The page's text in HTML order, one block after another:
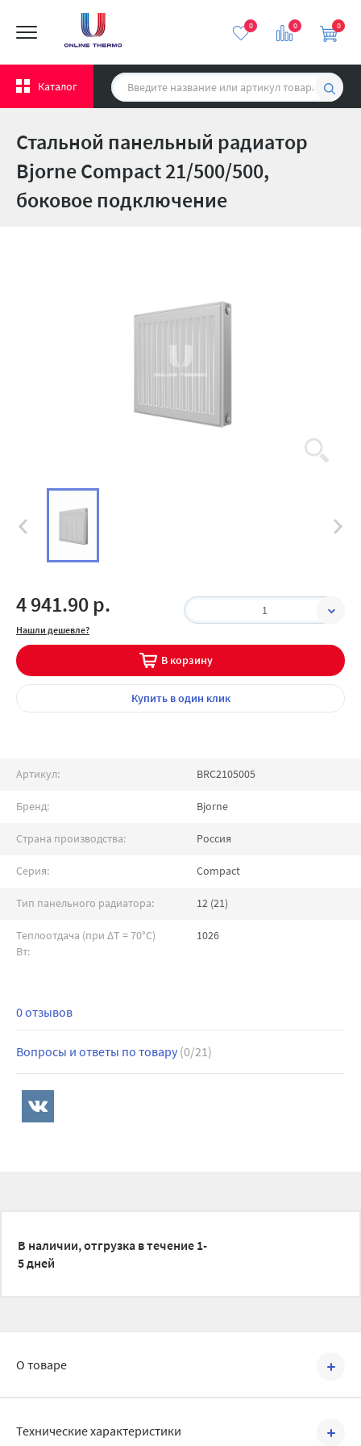
0 0
Каталог
0
Стальной панельный радиатор
Bjorne Compact 21/500/500,
боковое подключение
4 941.90 р.
Нашли дешевле?
1
В корзину
Купитьв один клик
Артикул: BRC2105005
Бренд: Bjorne
Страна производства: Россия
Серия: Compact
Тип панельного радиатора: 12 (21)
Теплоотдача (при ∆T = 70°C)
Вт:
1026
0 отзывов
Вопросы и ответы по товару (0/21)
В наличии, отгрузка в течение 1-
5 дней
О товаре
Технические характеристики